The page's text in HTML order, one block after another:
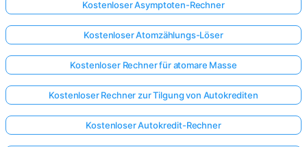
Noch
Stellen
Sie
Ihre
erste
Kostenloser Asymptoten-Rechner
Kostenloser Atomzählungs-Löser
Kostenloser Rechner für atomare Masse
Kostenloser Rechner zur Tilgung von Autokrediten
Kostenloser Autokredit-Rechner